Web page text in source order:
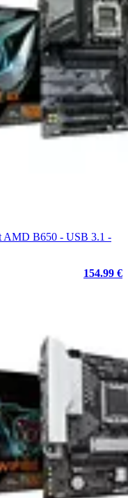
AMD B650 - USB 3.1 -
154.99 €